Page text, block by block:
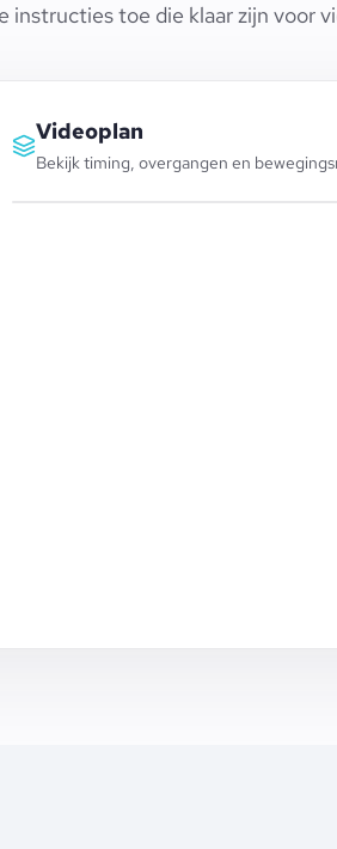
instructies toe die klaar zijn voor
Videoplan
Bekijk timing, overgangen en